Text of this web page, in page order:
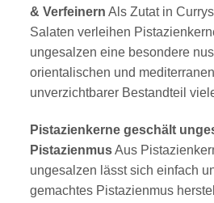
& Verfeinern Als Zutat in
Salaten verleihen
ungesalzen eine besondere
orientalischen und
unverzichtbarer Bestandteil
Pistazienkerne geschält
PistazienmusAus
ungesalzen lässt sich einfach
gemachtes Pistazienmus